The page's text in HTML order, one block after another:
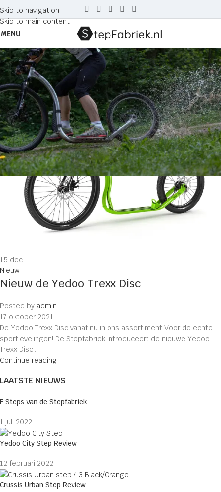
Skip to navigation
Skip to main content
MENU
Tag Archives: schijfremmen
Home Posts Tagged "schijfremmen"
15 dec
Nieuw
Nieuw de Yedoo Trexx Disc
Posted by admin
17 oktober 2021
De Yedoo Trexx Disc vanaf nu in ons assortiment Voor de echte
sportievelingen! De Stepfabriek introduceert de nieuwe Yedoo
Trexx Disc...
Continue reading
LAATSTE NIEUWS
E Steps van de Stepfabriek
1 juli 2022
Yedoo City Step Review
12 februari 2022
Crussis Urban Step Review